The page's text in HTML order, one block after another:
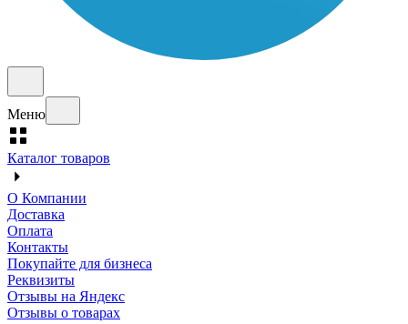
Меню
Каталог товаров
О Компании
Доставка
Оплата
Контакты
Покупайте для бизнеса
Реквизиты
Отзывы на Яндекс
Отзывы о товарах